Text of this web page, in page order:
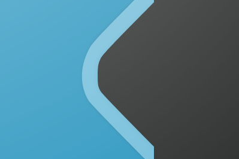
Kecamatan Mojowarno, Kabupaten Jombang
Provinsi Jawa Timur